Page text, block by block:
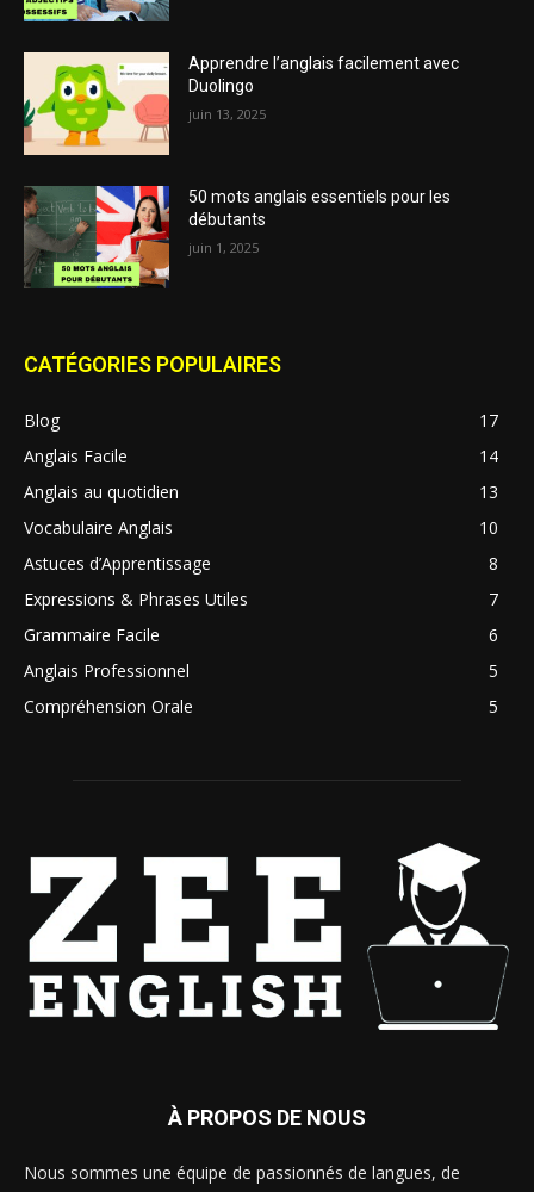
Apprendre l’anglais facilement avec
Duolingo
juin 13, 2025
50 mots anglais essentiels pour les
débutants
juin 1, 2025
CATÉGORIES POPULAIRES
Blog
17
Anglais Facile
14
Anglais au quotidien
13
Vocabulaire Anglais
10
Astuces d’Apprentissage
8
Expressions & Phrases Utiles
7
Grammaire Facile
6
Anglais Professionnel
5
Compréhension Orale
5
À PROPOS DE NOUS
Nous sommes une équipe de passionnés de langues, de